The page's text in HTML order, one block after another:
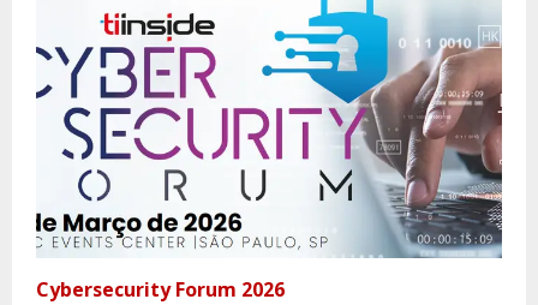
Cybersecurity Forum 2026